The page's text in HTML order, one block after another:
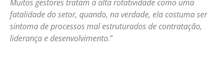
Muitos gestores tratam a alta rotatividade como uma
fatalidade do setor, quando, na verdade, ela costuma ser
sintoma de processos mal estruturados de contratação,
liderança e desenvolvimento.”